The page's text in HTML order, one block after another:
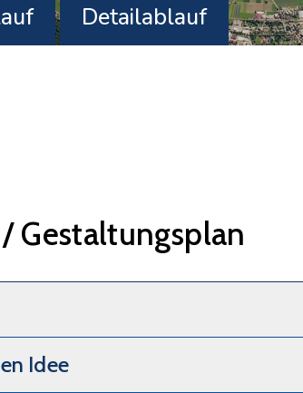
Detailablauf
Gestaltungsplan
Idee